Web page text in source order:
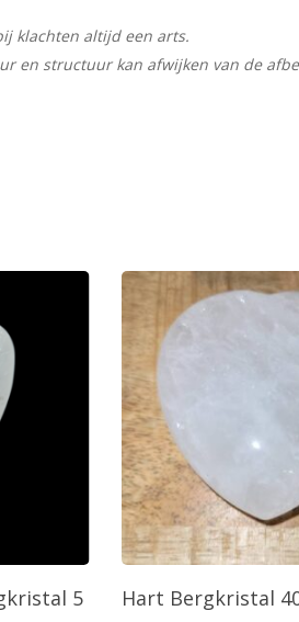
klachten altijd een arts.
en structuur kan afwijken van de
5
Toevoegen Aan
Hart Bergkristal